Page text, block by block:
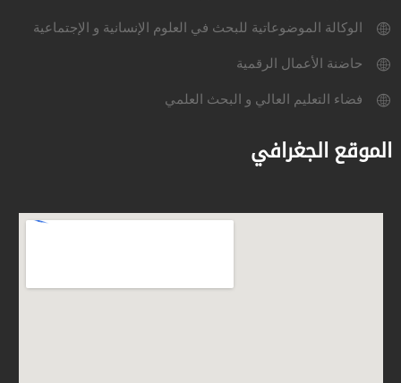
الوكالة الموضوعاتية للبحث في العلوم الإنسانية و الإجتماعية
حاضنة الأعمال الرقمية
فضاء التعليم العالي و البحث العلمي
الموقع الجغرافي